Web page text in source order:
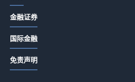
金融证券
国际金融
免责声明